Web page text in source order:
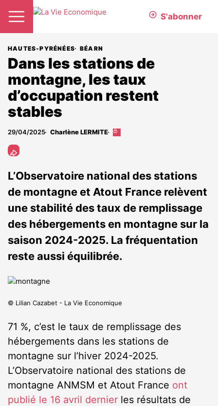
S'abonner
HAUTES-PYRÉNÉES BÉARN
Dans les stations de
montagne, les taux
d’occupation restent
stables
29/04/2025 Charlène LERMITE
Cet
abonnés
L’Observatoire national des stations
de montagne et Atout France relèvent
une stabilité des taux de remplissage
des hébergements en montagne sur la
saison 2024-2025. La fréquentation
reste aussi équilibrée.
© Lilian Cazabet - La Vie Economique
71 %, c’est le taux de remplissage des
hébergements dans les stations de
montagne sur l’hiver 2024-2025.
L’Observatoire national des stations de
montagne ANMSM et Atout France ont
publié le 16 avril dernier les résultats de